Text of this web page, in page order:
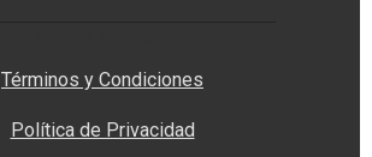
Términos y Condiciones
Política de Privacidad